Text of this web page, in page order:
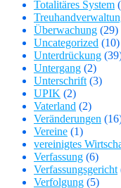
Totalitäres System
Überwachung (29)
Uncategorized (10)
Unterdrückung
Untergang (2)
Unterschrift(3)
UPIK (2)
Vaterland (2)
Veränderungen
Vereine (1)
vereinigtes
Verfassung (6)
Verfassungsgericht
Verfolgung (5)